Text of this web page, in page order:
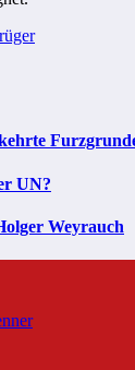
UN?
Weyrauch